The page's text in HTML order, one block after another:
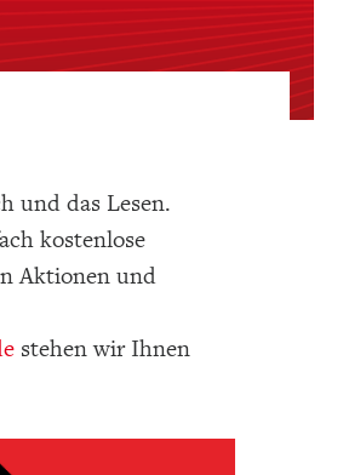
und das Lesen.
kostenlose
Aktionen und
stehen wir Ihnen